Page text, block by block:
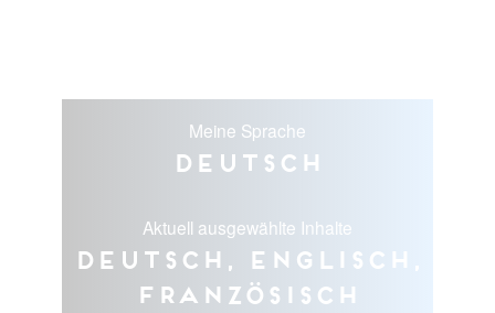
Meine Sprache
Deutsch
Aktuell ausgewählte Inhalte
Deutsch, Englisch,
Französisch